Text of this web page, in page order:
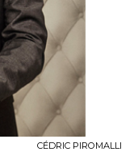
CÉDRIC PIROMALLI